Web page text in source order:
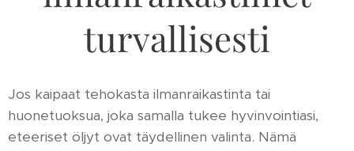
turvallisesti
Jos kaipaat tehokasta ilmanraikastinta tai
huonetuoksua, joka samalla tukee hyvinvointiasi,
eteeriset öljyt ovat täydellinen valinta. Nämä